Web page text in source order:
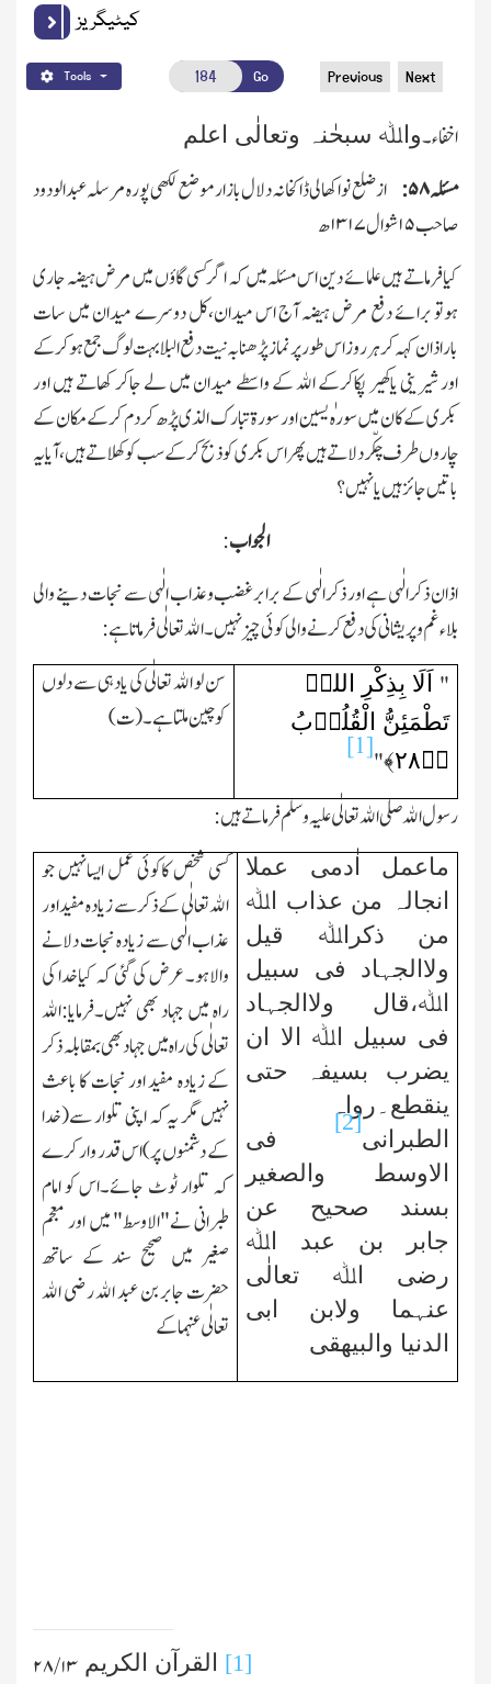
کیٹیگریز
Tools Go Previous Next
اخفاء۔واﷲ سبحٰنہ وتعالٰی اعلم
مسئلہ۵۸: ازضلع نواکھالی ڈاکخانہ دلال بازار موضع لکھی پورہ مرسلہ عبدالودود
صاحب۱۵شوال۱۳۱۷ھ
کیافرماتے ہیں علمائے دین اس مسئلہ میں کہ اگر کسی گاؤں میں مرض ہیضہ جاری
ہوتو برائے دفع مرض ہیضہ آج اس میدان،کل دوسرے میدان میں سات
باراذان کہہ کر ہرروز اس طورپرنماز پڑھنا بہ نیت دفع البلا بہت لوگ جمع ہوکر کے
اور شیرینی یاکھیر پکاکرکے اﷲ کے واسطے میدان میں لے جاکر کھاتے ہیں اور
بکری کے کان میں سورہ ٰیسین اور سورۃ تبارك الذی پڑھ کر دم کرکے مکان کے
چاروں طرف چکّر دلاتے ہیں پھر اس بکری کو ذبح کرکے سب کو کھلاتے ہیں،آیا یہ
باتیں جائزہیں یانہیں؟
الجواب:
اذان ذکرالٰہی ہے اور ذکرالٰہی کے برابرغضب وعذاب الٰہی سے نجات دینے والی
بلاء غم وپریشانی کی دفع کرنے والی کوئی چیز نہیں۔ اﷲ تعالٰی فرماتاہے:
" اَلَا بِذِکْرِ اللہِ
تَطْمَئِنُّ الْقُلُوۡبُ
﴿ؕ۲۸﴾"
[1]
سن لو اﷲ تعالٰی کی یادہی سے دلوں
کو چین ملتاہے۔(ت)
رسول اﷲ صلی اﷲ تعالٰی علیہ وسلم فرماتے ہیں:
ماعمل اٰدمی عملا
انجالہ من عذاب اﷲ
من ذکراﷲ قیل
ولاالجہاد فی سبیل
اﷲ،قال ولاالجہاد
فی سبیل اﷲ الا ان
یضرب بسیفہ حتی
ینقطع۔رواہ
الطبرانی
[2]
فی
الاوسط والصغیر
بسند صحیح عن
جابر بن عبد اﷲ
رضی اﷲ تعالٰی
عنہما ولابن ابی
الدنیا والبیھقی
کسی شخص کاکوئی عمل ایسانہیں جو
اﷲ تعالٰی کے ذکر سے زیادہ مفیداور
عذاب الٰہی سے زیادہ نجات دلانے
والاہو۔عرض کی گئی کہ کیاخدا کی
راہ میں جہاد بھی نہیں۔فرمایا:اﷲ
تعالٰی کی راہ میں جہاد بھی بمقابلہ ذکر
کے زیادہ مفید اور نجات کا باعث
نہیں مگر یہ کہ اپنی تلوار سے(خدا
کے دشمنوں پر)اس قدر وار کرے
کہ تلوار ٹوٹ جائے۔اس کو امام
طبرانی نے"الاوسط" میں اور معجم
صغیر میں صحیح سند کے ساتھ
حضرت جابر بن عبد اﷲ رضی اﷲ
تعالٰی عنہما کے
[1] القرآن الکریم ۱۳/ ۲۸